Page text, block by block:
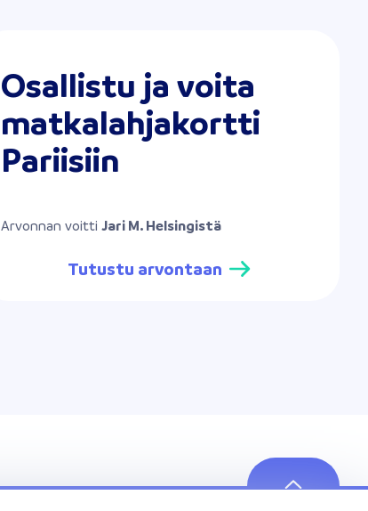
Osallistu ja voita
matkalahjakortti
Pariisiin
Arvonnan voitti Jari M. Helsingistä
Tutustu arvontaan